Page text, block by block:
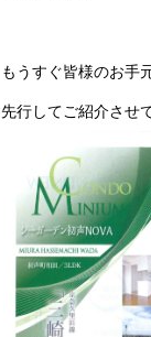
もうすぐ皆様のお手
先行してご紹介させ